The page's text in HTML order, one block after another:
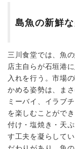
島魚の新鮮
三川食堂では、魚
店主自らが石垣港
入れを行う。市場
かめる姿勢は、ま
ミーバイ、イラブ
を楽しむことがで
付け・塩焼き・天
す工夫を凝らして